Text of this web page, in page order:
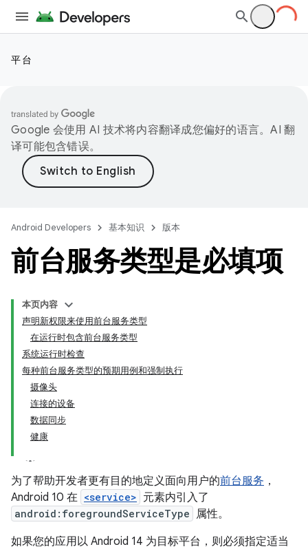
平台
Google 会使用 AI 技术将内容翻译成您偏好的语言。AI 翻
译可能包含错误。
Android Developers 基本知识 版本
前台服务类型是必填项
本页内容
声明新权限来使用前台服务类型
在运行时包含前台服务类型
系统运行时检查
每种前台服务类型的预期用例和强制执行
摄像头
连接的设备
数据同步
健康
为了帮助开发者更有目的地定义面向用户的前台服务 ，
Android 10 在 <service> 元素内引入了
android:foregroundServiceType 属性。
如果您的应用以 Android 14 为目标平台，则必须指定适当